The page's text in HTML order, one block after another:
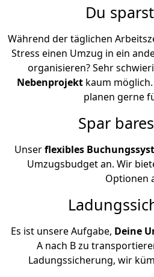
Du
Während der täglichen
Stress einen Umzug in ein
organisieren? Sehr
Nebenprojekt kaum
planen gerne
Spar
Unserflexibles
Umzugsbudget an. Wir
Optionen
Es ist unsere Aufgabe, Deine
A nach B zu
Ladungssicherung, wir